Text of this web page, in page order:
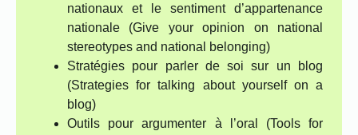
nationaux et le sentiment d’appartenance
nationale (Give your opinion on national
stereotypes and national belonging)
Stratégies pour parler de soi sur un blog
(Strategies for talking about yourself on a
blog)
Outils pour argumenter à l’oral (Tools for